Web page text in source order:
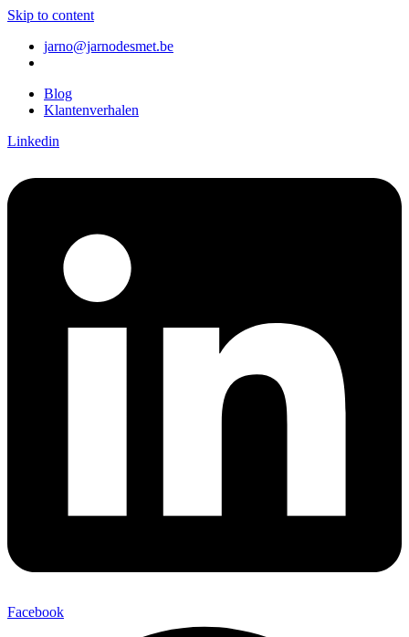
Skip to content
jarno@jarnodesmet.be
Blog
Klantenverhalen
Linkedin
Facebook